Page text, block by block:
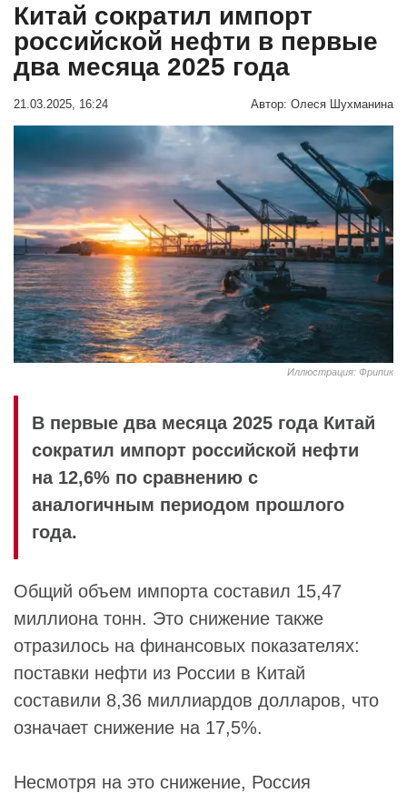
Китай сократил импорт
российской нефти в первые
два месяца 2025 года
21.03.2025, 16:24 Автор: Олеся Шухманина
Иллюстрация: Фрипик
В первые два месяца 2025 года Китай
сократил импорт российской нефти
на 12,6% по сравнению с
аналогичным периодом прошлого
года.
Общий объем импорта составил 15,47
миллиона тонн. Это снижение также
отразилось на финансовых показателях:
поставки нефти из России в Китай
составили 8,36 миллиардов долларов, что
означает снижение на 17,5%.
Несмотря на это снижение, Россия